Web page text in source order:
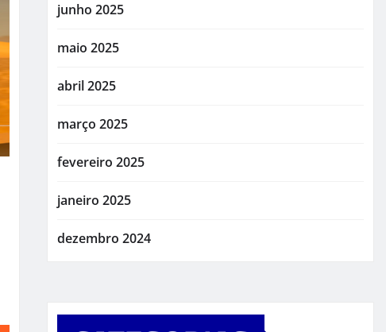
junho 2025
maio 2025
abril 2025
março 2025
fevereiro 2025
janeiro 2025
dezembro 2024